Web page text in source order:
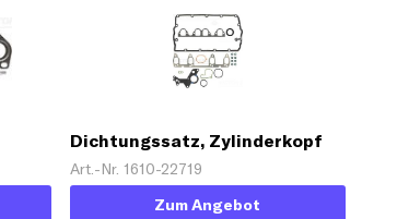
Dichtungssatz, Zylinderkopf
Art.-Nr. 1610-22719
Zum Angebot